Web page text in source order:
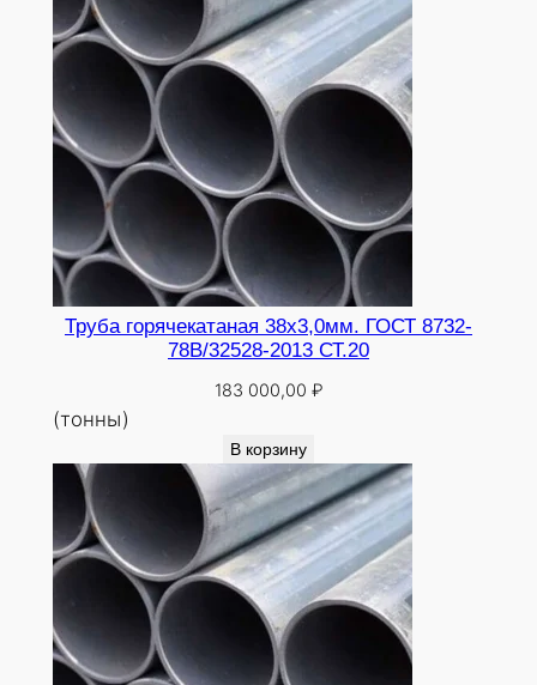
Труба горячекатаная 38х3,0мм. ГОСТ 8732-
78В/32528-2013 СТ.20
183 000,00 ₽
(тонны)
В корзину